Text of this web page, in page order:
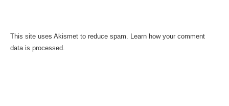
This site uses Akismet to reduce spam. Learn how your comment
data is processed.